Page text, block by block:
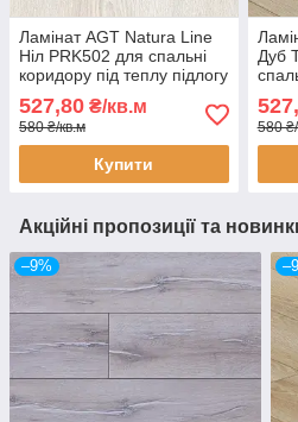
Ламінат AGT Natura Line
Ніл PRK502 для спальні
коридору під теплу підлогу
фаскою
527,80 ₴/кв.м
580 ₴/кв.м
Купити
Дуб
мм
580
Акційні пропозиції та
–9%